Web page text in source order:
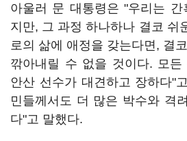
아울러 문 대통령은 "우리는 간
지만, 그 과정 하나하나 결코 쉬
로의 삶에 애정을 갖는다면, 결
깎아내릴 수 없을 것이다. 모
안산 선수가 대견하고 장하다"
민들께서도 더 많은 박수와 격
다"고 말했다.